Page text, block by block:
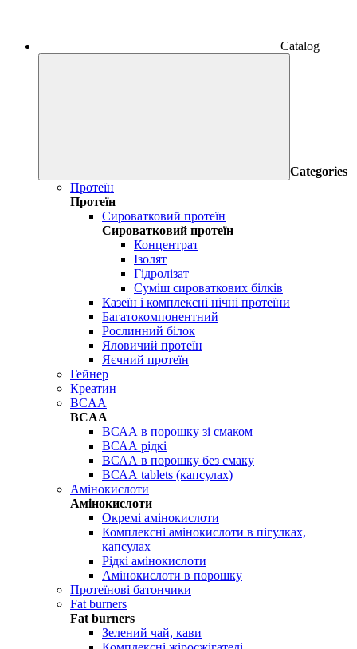
Catalog
Categories
Протеїн
Протеїн
Сироватковий протеїн
Сироватковий протеїн
Концентрат
Ізолят
Гідролізат
Суміш сироваткових білків
Казеїн і комплексні нічні протеїни
Багатокомпонентний
Рослинний білок
Яловичий протеїн
Яєчний протеїн
Гейнер
Креатин
BCAA
BCAA
ВСАА в порошку зі смаком
ВСАА рідкі
ВСАА в порошку без смаку
ВСАА tablets (капсулах)
Амінокислоти
Амінокислоти
Окремі амінокислоти
Комплексні амінокислоти в пігулках,
капсулах
Рідкі амінокислоти
Амінокислоти в порошку
Протеїнові батончики
Fat burners
Fat burners
Зелений чай, кави